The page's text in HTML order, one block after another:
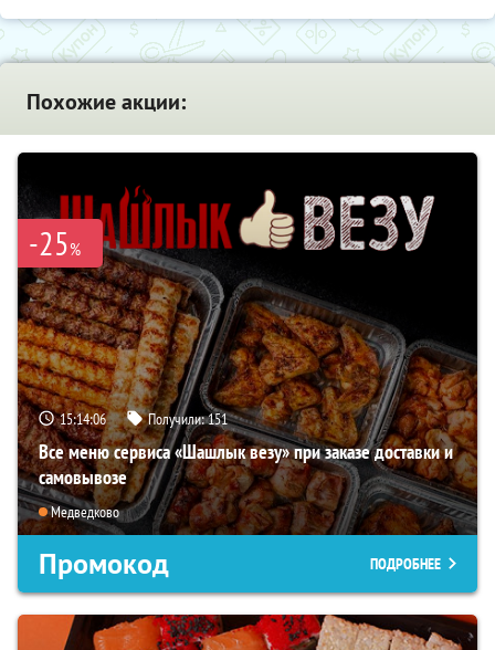
Похожие акции:
-25%
15:14:06 Получили:151
Все меню сервиса «Шашлык везу» при заказе доставки и
самовывозе
Медведково
Промокод ПОДРОБНЕЕ